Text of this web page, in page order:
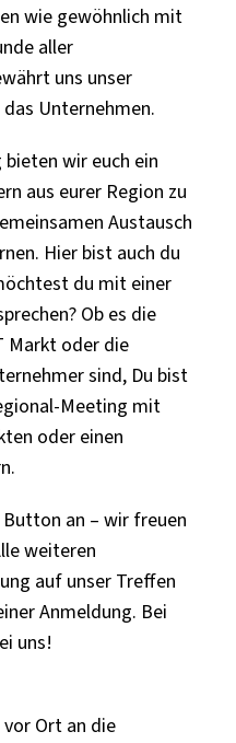
wie gewöhnlich mit
aller
uns unser
Unternehmen.
wir euch ein
aus eurer Region zu
Austausch
Hier bist auch du
du mit einer
Ob es die
Markt oder die
sind, Du bist
Meeting mit
oder einen
an – wir freuen
weiteren
auf unser Treffen
Anmeldung. Bei
uns!
vor Ort an die